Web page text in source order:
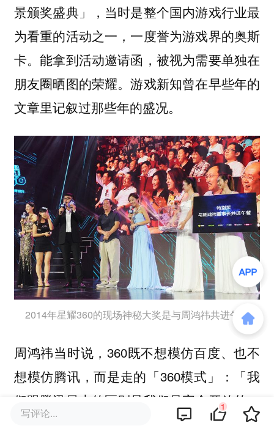
景颁奖盛典」，当时是整个国内游戏行业最
为看重的活动之一，一度誉为游戏界的奥斯
卡。能拿到活动邀请函，被视为需要单独在
朋友圈晒图的荣耀。游戏新知曾在早些年的
文章里记叙过那些年的盛况。
2014年星耀360的现场神秘大奖是与周鸿祎共进午餐
周鸿祎当时说，360既不想模仿百度、也不
想模仿腾讯，而是走的「360模式」：「我
们跟腾讯最大的区别是我们是完全开放的，
我们本身不自研做游戏，我们跟开发者的关
写评论... 1